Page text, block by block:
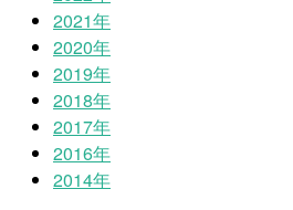
2021年
2020年
2019年
2018年
2017年
2016年
2014年